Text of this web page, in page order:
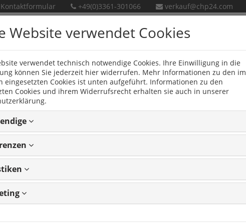
Kontaktformular +49(0)3361-301066 verkauf@chp24.com
Neue Produkte
Artikeln
Website verwendet Cookies
verwendet technisch notwendige Cookies. Ihre Einwilligung in die
können Sie jederzeit hier widerrufen. Mehr Informationen zu den im
eingesetzten Cookies ist unten aufgeführt. Informationen zu den
Cookies und ihrem Widerrufsrecht erhalten sie auch in unserer